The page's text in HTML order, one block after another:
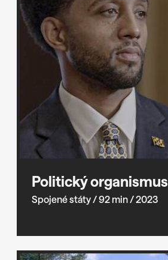
Politický organismus
Spojené státy/ 92 min/ 2023